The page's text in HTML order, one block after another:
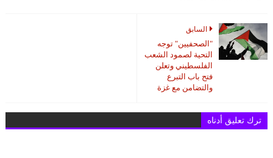
السابق
"الصحفيين" توجه
التحية لصمود الشعب
الفلسطيني وتعلن
فتح باب التبرع
والتضامن مع غزة
ترك تعليق أدناه